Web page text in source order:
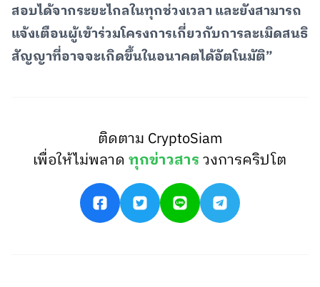
สอบได้จากระยะไกลในทุกช่วงเวลา และยังสามารถ
แจ้งเตือนผู้เข้าร่วมโครงการเกี่ยวกับการละเมิดสนธิ
สัญญาที่อาจจะเกิดขึ้นในอนาคตได้อัตโนมัติ”
ติดตาม CryptoSiam
เพื่อให้ไม่พลาดทุกข่าวสารวงการคริปโต